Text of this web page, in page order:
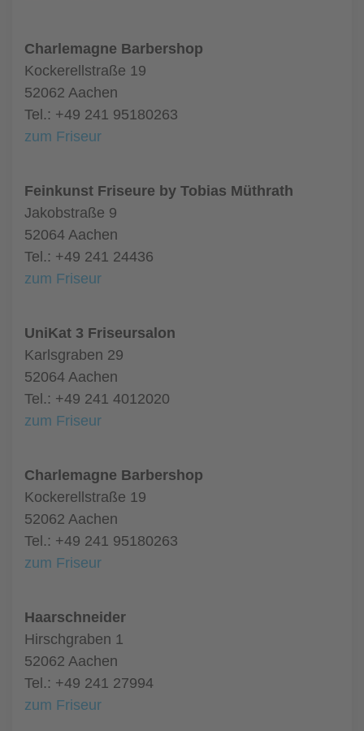
Charlemagne Barbershop
Kockerellstraße 19
52062 Aachen
Tel.: +49 241 95180263
zum Friseur
Feinkunst Friseure by Tobias Müthrath
Jakobstraße 9
52064 Aachen
Tel.: +49 241 24436
zum Friseur
UniKat 3 Friseursalon
Karlsgraben 29
52064 Aachen
Tel.: +49 241 4012020
zum Friseur
Charlemagne Barbershop
Kockerellstraße 19
52062 Aachen
Tel.: +49 241 95180263
zum Friseur
Haarschneider
Hirschgraben 1
52062 Aachen
Tel.: +49 241 27994
zum Friseur